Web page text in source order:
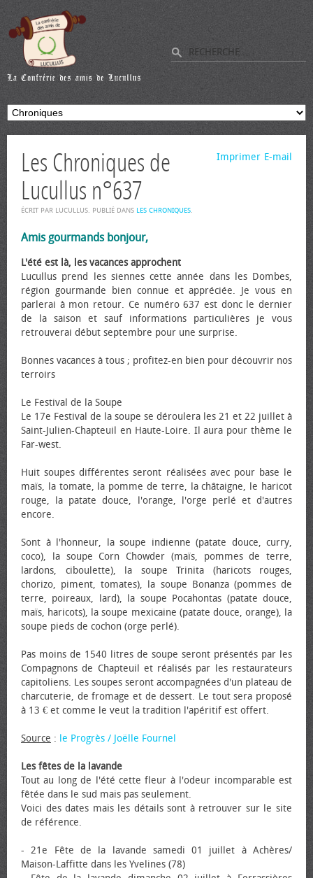
E-mail
Imprimer
Les Chroniques de
Lucullus n°637
ÉCRIT PAR LUCULLUS. PUBLIÉ DANS LES CHRONIQUES.
Amis gourmands bonjour,
L'été est là, les vacances approchent
Lucullus prend les siennes cette année dans les Dombes,
région gourmande bien connue et appréciée. Je vous en
parlerai à mon retour. Ce numéro 637 est donc le dernier
de la saison et sauf informations particulières je vous
retrouverai début septembre pour une surprise.
Bonnes vacances à tous ; profitez-en bien pour découvrir nos
terroirs
Le Festival de la Soupe
Le 17e Festival de la soupe se déroulera les 21 et 22 juillet à
Saint-Julien-Chapteuil en Haute-Loire. Il aura pour thème le
Far-west.
Huit soupes différentes seront réalisées avec pour base le
maïs, la tomate, la pomme de terre, la châtaigne, le haricot
rouge, la patate douce, l'orange, l'orge perlé et d'autres
encore.
Sont à l'honneur, la soupe indienne (patate douce, curry,
coco), la soupe Corn Chowder (maïs, pommes de terre,
lardons, ciboulette), la soupe Trinita (haricots rouges,
chorizo, piment, tomates), la soupe Bonanza (pommes de
terre, poireaux, lard), la soupe Pocahontas (patate douce,
maïs, haricots), la soupe mexicaine (patate douce, orange), la
soupe pieds de cochon (orge perlé).
Pas moins de 1540 litres de soupe seront présentés par les
Compagnons de Chapteuil et réalisés par les restaurateurs
capitoliens. Les soupes seront accompagnées d'un plateau de
charcuterie, de fromage et de dessert. Le tout sera proposé
à 13 € et comme le veut la tradition l'apéritif est offert.
Source : le Progrès / Joëlle Fournel
Les fêtes de la lavande
Tout au long de l'été cette fleur à l'odeur incomparable est
fêtée dans le sud mais pas seulement.
Voici des dates mais les détails sont à retrouver sur le site
de référence.
- 21e Fête de la lavande samedi 01 juillet à Achères/
Maison-Laffitte dans les Yvelines (78)